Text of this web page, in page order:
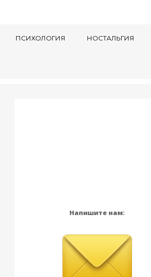
ПСИХОЛОГИЯ НОСТАЛЬГИЯ
Напишите нам: